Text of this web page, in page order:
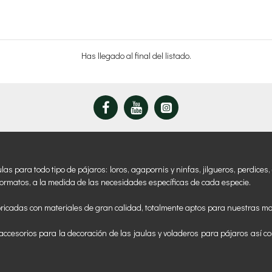
Has llegado al final del listado.
para todo tipo de pájaros: loros, agapornis y ninfas, jilgueros,
a la medida de las necesidades específicas de cada especie.
con materiales de gran calidad, totalmente aptos para nuestras
para la decoración de las jaulas y voladeros para pájaros así